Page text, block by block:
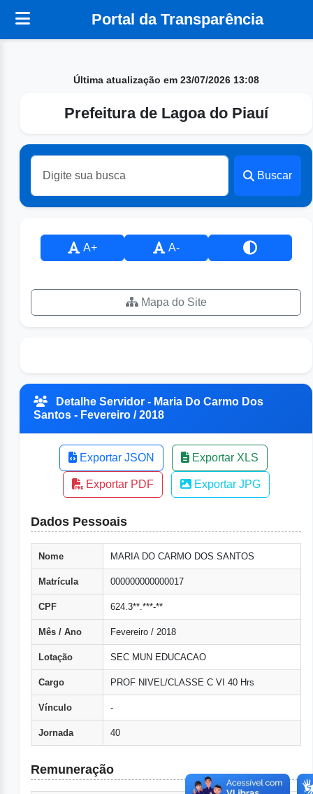
Portal da Transparência
Última atualização em 23/07/2026 13:08
Prefeitura de Lagoa do Piauí
Buscar
A+ A-
Mapa do Site
Detalhe Servidor - Maria Do Carmo Dos
Santos - Fevereiro / 2018
Exportar JSON Exportar XLS
Exportar PDF Exportar JPG
Dados Pessoais
Nome MARIA DO CARMO DOS SANTOS
Matrícula 000000000000017
CPF 624.3**.***-**
Mês / Ano Fevereiro / 2018
Lotação SEC MUN EDUCACAO
Cargo PROF NIVEL/CLASSE C VI 40 Hrs
Vínculo -
Jornada 40
Remuneração